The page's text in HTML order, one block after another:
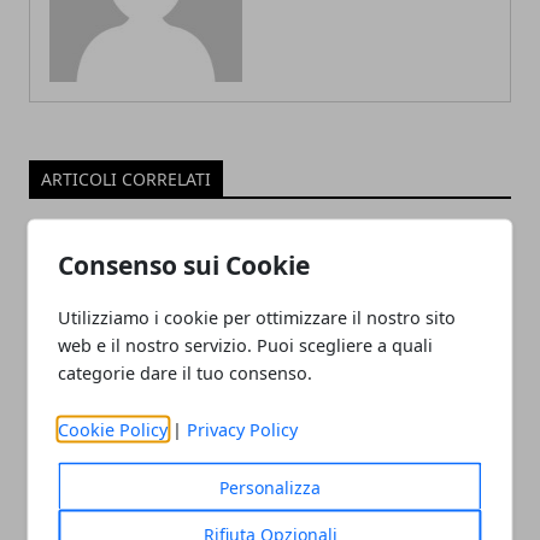
Consenso sui Cookie
Utilizziamo i cookie per ottimizzare il nostro sito
web e il nostro servizio. Puoi scegliere a quali
categorie dare il tuo consenso.
Cookie Policy | Privacy Policy
Personalizza
Rifiuta Opzionali
ARTICOLI CORRELATI
Il professor Nuzzolese, a Torino come a
Bari: scienza e diritti umani nel nome
dell’identità perduta